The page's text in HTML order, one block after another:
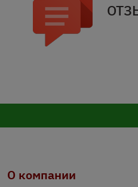
О компании